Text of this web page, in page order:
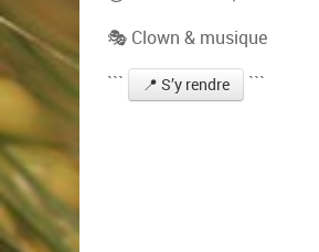
🎭 Clown & musique
```
📍 S’y rendre ```